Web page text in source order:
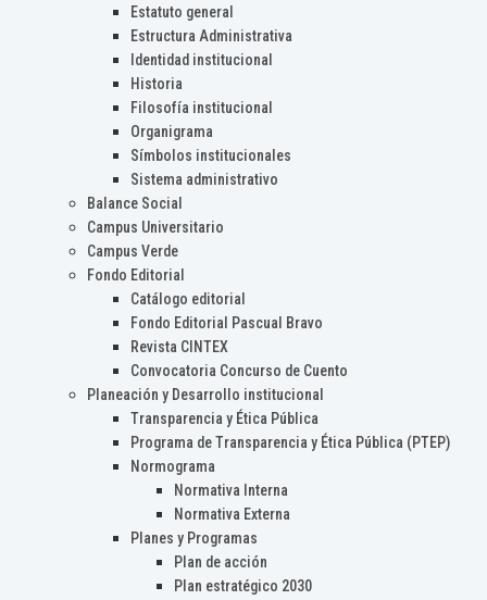
Estatuto general
Estructura Administrativa
Identidad institucional
Historia
Filosofía institucional
Organigrama
Símbolos institucionales
Sistema administrativo
Balance Social
Campus Universitario
Campus Verde
Fondo Editorial
Catálogo editorial
Fondo Editorial Pascual Bravo
Revista CINTEX
Convocatoria Concurso de Cuento
Planeación y Desarrollo institucional
Transparencia y Ética Pública
Programa de Transparencia y Ética Pública (PTEP)
Normograma
Normativa Interna
Normativa Externa
Planes y Programas
Plan de acción
Plan estratégico 2030